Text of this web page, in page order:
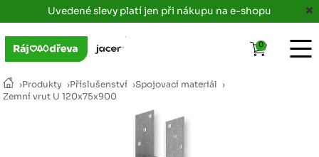
Uvedené slevy platí jen při nákupu na e-shopu
›Produkty ›Příslušenství ›Spojovací materiál ›
Zemní vrut U 120x75x900
0